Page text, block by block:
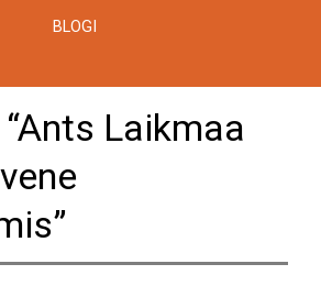
BLOGI
Laikmaa